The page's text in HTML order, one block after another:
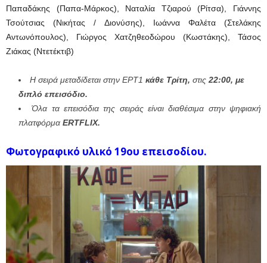
Παπαδάκης (Παπα-Μάρκος), Ναταλία Τζιαρού (Ρίτσα), Γιάννης
Τσούτσιας (Νικήτας / Διονύσης), Ιωάννα Φαλέτα (Στελάκης
Αντωνόπουλος), Γιώργος Χατζηθεοδώρου (Κωστάκης), Τάσος
Ζιάκας (Ντετέκτιβ)
Η σειρά μεταδίδεται στην ΕΡΤ1 κάθε Τρίτη, στις 22:00, με
διπλό επεισόδιο.
Όλα τα επεισόδια της σειράς είναι διαθέσιμα στην ψηφιακή
πλατφόρμα ERTFLIX.
Φωτογραφικό υλικό 19ου επεισοδίου.